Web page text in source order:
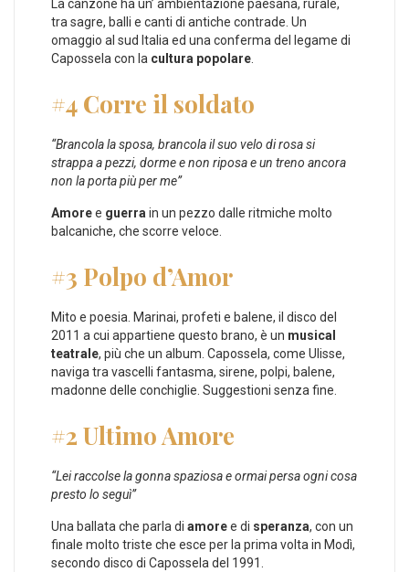
La canzone ha un’ ambientazione paesana, rurale,
tra sagre, balli e canti di antiche contrade. Un
omaggio al sud Italia ed una conferma del legame di
Capossela con la cultura popolare.
#4 Corre il soldato
“Brancola la sposa, brancola il suo velo di rosa si
strappa a pezzi, dorme e non riposa e un treno ancora
non la porta più per me”
Amoree guerrain un pezzo dalle ritmiche molto
balcaniche, che scorre veloce.
#3 Polpo d’Amor
Mito e poesia. Marinai, profeti e balene, il disco del
2011 a cui appartiene questo brano, è un musical
teatrale, più che un album. Capossela, come Ulisse,
naviga tra vascelli fantasma, sirene, polpi, balene,
madonne delle conchiglie. Suggestioni senza fine.
#2 Ultimo Amore
“Lei raccolse la gonna spaziosa e ormai persa ogni cosa
presto lo seguì”
Una ballata che parla di amoree di speranza, con un
finale molto triste che esce per la prima volta in Modì,
secondo disco di Capossela del 1991.